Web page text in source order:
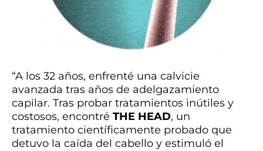
“A los 32 años, enfrenté una calvicie
avanzada tras años de adelgazamiento
capilar. Tras probar tratamientos inútiles y
costosos, encontré THE HEAD, un
tratamiento científicamente probado que
detuvo la caída del cabello y estimuló el